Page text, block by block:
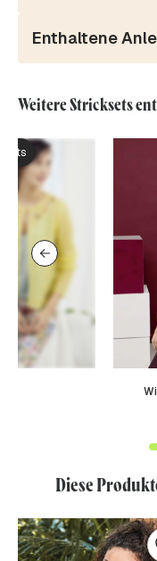
Enthaltene
Weitere Stricksets
Diese